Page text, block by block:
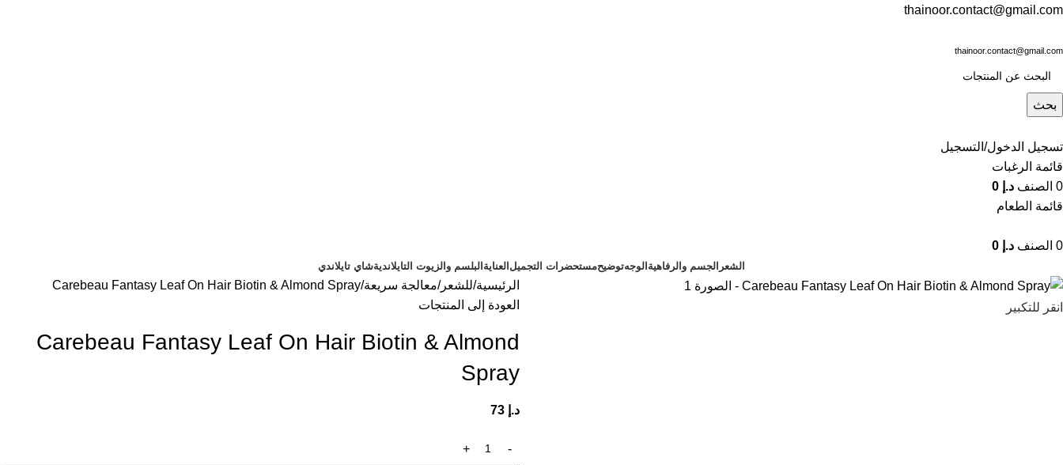
thainoor.contact@gmail.com
thainoor.contact@gmail.com
بحث
تسجيل الدخول/التسجيل
قائمة الرغبات
0 الصنف د.إ
قائمة الطعام
0 الصنف د.إ
الشعر الجسم والرفاهية الوجهتوضيحمستحضرات التجميل العناية البلسم والزيوت التايلانديةشاي تايلاندي
انقر للتكبير
الرئيسية للشعر معالجة سريعة Carebeau Fantasy Leaf On Hair Biotin & Almond Spray
العودة إلى المنتجات
Carebeau Fantasy Leaf On Hair Biotin & Almond
Spray
د.إ